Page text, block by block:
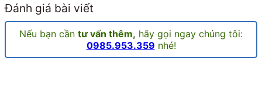
Đánh giá bài viết
Nếu bạn cần tư vấn thêm, hãy gọi ngay chúng tôi:
0985.953.359 nhé!